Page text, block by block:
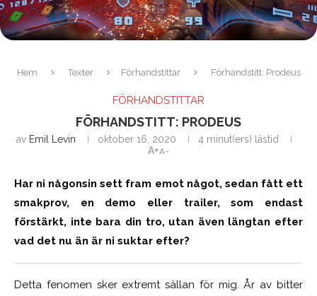
Hem Texter Förhandstittar Förhandstitt: Prodeus
FÖRHANDSTITTAR
FÖRHANDSTITT: PRODEUS
av Emil Levin oktober 16, 2020
4 minut(ers) lästid
A+A-
Har ni någonsin sett fram emot något, sedan fått ett
smakprov, en demo eller trailer, som endast
förstärkt, inte bara din tro, utan även längtan efter
vad det nu än är ni suktar efter?
Detta fenomen sker extremt sällan för mig. År av bitter